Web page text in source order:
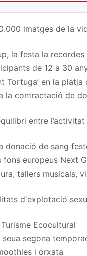
imatges de la
la festa la
de 12 a 30
Tortuga’ en la platja
la contractació de
entre
donació de sang
europeus Next
tallers musicals,
d'explotació
Ecocultural
segona
i orxata